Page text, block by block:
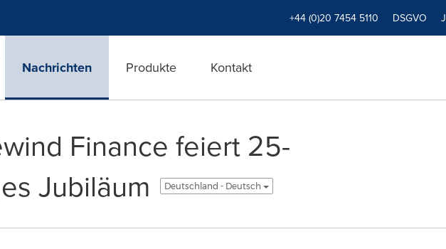
+44 (0)20 7454 5110 DSGVO
Nachrichten Produkte Kontakt
Finance feiert 25-
Jubiläum
Deutschland - Deutsch